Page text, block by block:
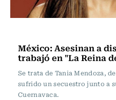
México: Asesinan a
trabajó en "La Reina
Se trata de Tania Mendoza,
sufrido un secuestro junto a
Cuernavaca.